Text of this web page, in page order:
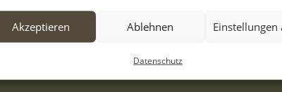
Akzeptieren Ablehnen Einstellungen
Datenschutz
zuvor trächtig gewesen
Seitdem lebt Philina im
dort mit dem
natürlich keineswegs.